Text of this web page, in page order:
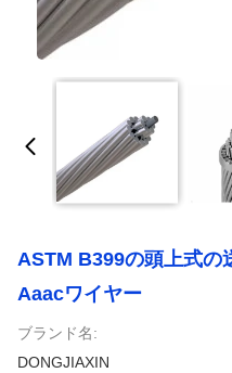
ASTM B399の頭上式の
Aaacワイヤー
ブランド名:
DONGJIAXIN